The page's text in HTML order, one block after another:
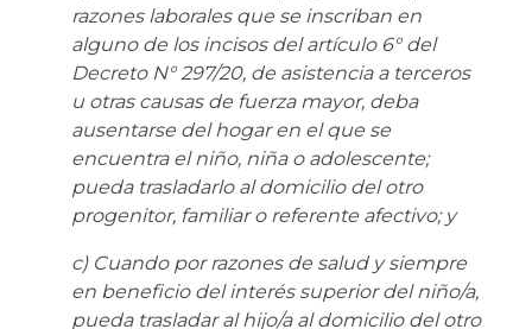
razones laborales que se inscriban en
alguno de los incisos del artículo 6° del
Decreto N° 297/20, de asistencia a terceros
u otras causas de fuerza mayor, deba
ausentarse del hogar en el que se
encuentra el niño, niña o adolescente;
pueda trasladarlo al domicilio del otro
progenitor, familiar o referente afectivo; y
c) Cuando por razones de salud y siempre
en beneficio del interés superior del niño/a,
pueda trasladar al hijo/a al domicilio del otro